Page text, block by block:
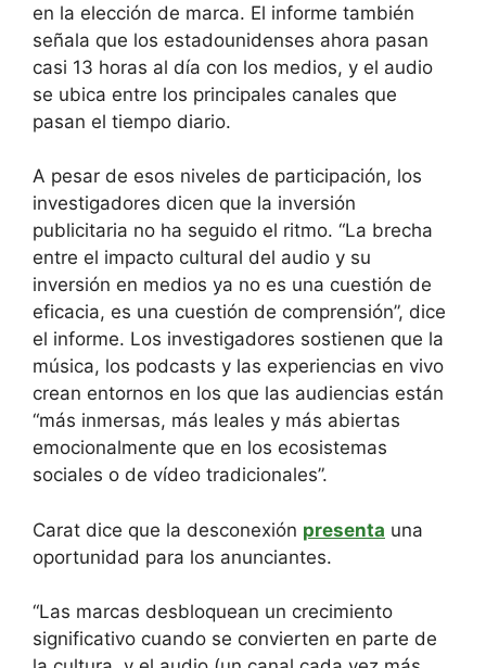
en la elección de marca. El informe también
señala que los estadounidenses ahora pasan
casi 13 horas al día con los medios, y el audio
se ubica entre los principales canales que
pasan el tiempo diario.
A pesar de esos niveles de participación, los
investigadores dicen que la inversión
publicitaria no ha seguido el ritmo. “La brecha
entre el impacto cultural del audio y su
inversión en medios ya no es una cuestión de
eficacia, es una cuestión de comprensión”, dice
el informe. Los investigadores sostienen que la
música, los podcasts y las experiencias en vivo
crean entornos en los que las audiencias están
“más inmersas, más leales y más abiertas
emocionalmente que en los ecosistemas
sociales o de vídeo tradicionales”.
Carat dice que la desconexión presenta una
oportunidad para los anunciantes.
“Las marcas desbloquean un crecimiento
significativo cuando se convierten en parte de